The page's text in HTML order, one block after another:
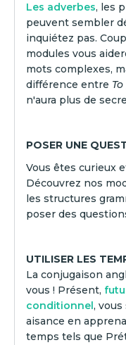
Les adverbes, les
peuvent sembler
inquiétez pas.
modules vous
mots complexes,
différence entre
n'aura plus de
POSER UNE
Vous êtes curieux
Découvrez nos
les structures
poser des
UTILISER LES
La conjugaison
vous ! Présent,
conditionnel ,
aisance en
temps tels que